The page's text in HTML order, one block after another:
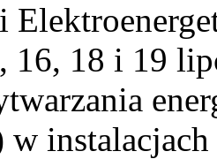
16, 18 i 19
w